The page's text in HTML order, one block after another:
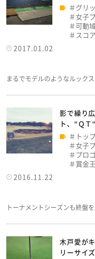
グリ
女子
可動域
スコア
2017.01.02
まるでモデルのようなルック
影で繰り
ト、“ＱＴ“
トッ
女子
プロ
賞金王
2016.11.22
トーナメントシーズンも終盤
木戸愛が
リーサイ